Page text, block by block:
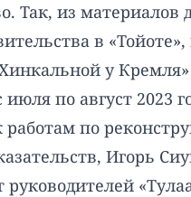
Так, из материалов
в
у
по август 2023
по
Игорь